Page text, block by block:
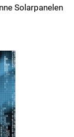
Solarpanelen